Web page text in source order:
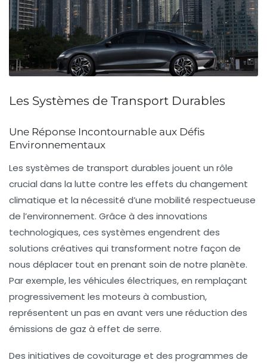
Les Systèmes de Transport Durables
Une Réponse Incontournable aux Défis
Environnementaux
Les systèmes de transport durables jouent un rôle
crucial dans la lutte contre les effets du changement
climatique et la nécessité d’une mobilité respectueuse
de l’environnement. Grâce à des innovations
technologiques, ces systèmes engendrent des
solutions créatives qui transforment notre façon de
nous déplacer tout en prenant soin de notre planète.
Par exemple, les véhicules électriques, en remplaçant
progressivement les moteurs à combustion,
représentent un pas en avant vers une réduction des
émissions de gaz à effet de serre.
Des initiatives de covoiturage et des programmes de